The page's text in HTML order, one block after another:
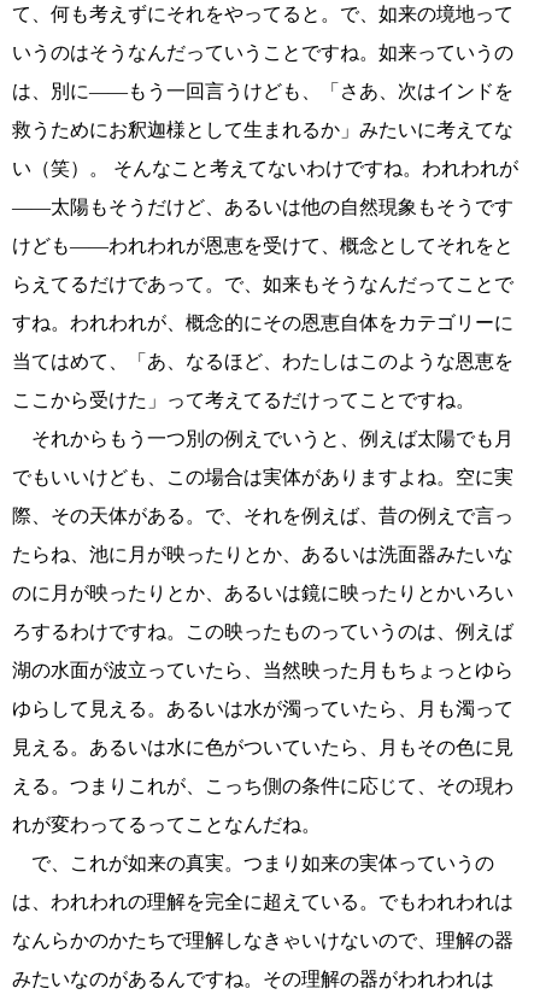
て、何も考えずにそれをやってると。で、如来の境地って
いうのはそうなんだっていうことですね。如来っていうの
は、別に――もう一回言うけども、「さあ、次はインドを
救うためにお釈迦様として生まれるか」みたいに考えてな
い（笑）。 そんなこと考えてないわけですね。われわれが
――太陽もそうだけど、あるいは他の自然現象もそうです
けども――われわれが恩恵を受けて、概念としてそれをと
らえてるだけであって。で、如来もそうなんだってことで
すね。われわれが、概念的にその恩恵自体をカテゴリーに
当てはめて、「あ、なるほど、わたしはこのような恩恵を
ここから受けた」って考えてるだけってことですね。
それからもう一つ別の例えでいうと、例えば太陽でも月
でもいいけども、この場合は実体がありますよね。空に実
際、その天体がある。で、それを例えば、昔の例えで言っ
たらね、池に月が映ったりとか、あるいは洗面器みたいな
のに月が映ったりとか、あるいは鏡に映ったりとかいろい
ろするわけですね。この映ったものっていうのは、例えば
湖の水面が波立っていたら、当然映った月もちょっとゆら
ゆらして見える。あるいは水が濁っていたら、月も濁って
見える。あるいは水に色がついていたら、月もその色に見
える。つまりこれが、こっち側の条件に応じて、その現わ
れが変わってるってことなんだね。
で、これが如来の真実。つまり如来の実体っていうの
は、われわれの理解を完全に超えている。でもわれわれは
なんらかのかたちで理解しなきゃいけないので、理解の器
みたいなのがあるんですね。その理解の器がわれわれは